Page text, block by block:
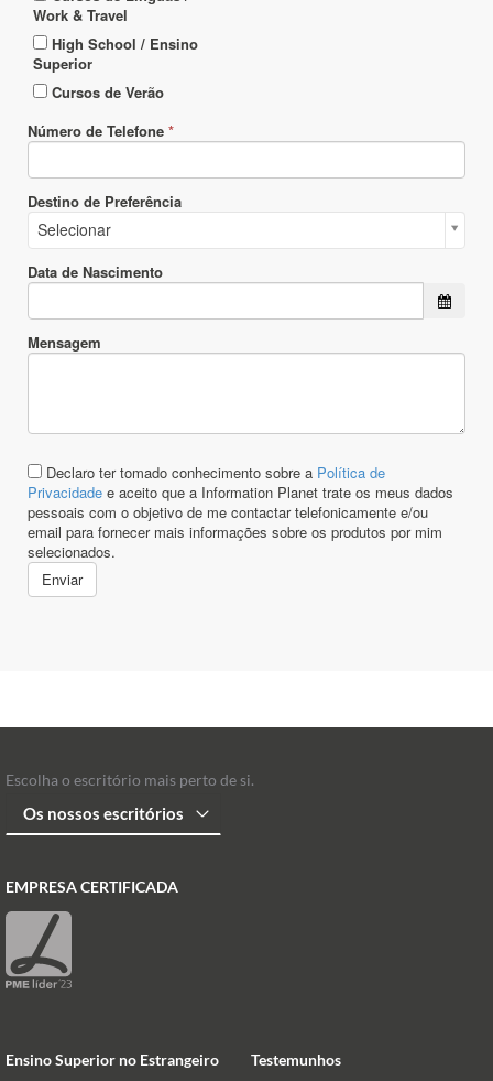
Escolha o escritório mais perto de si.
EMPRESA CERTIFICADA
Ensino Superior no Estrangeiro Testemunhos